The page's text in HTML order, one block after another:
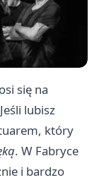
się na
lubisz
który
. W Fabryce
i bardzo